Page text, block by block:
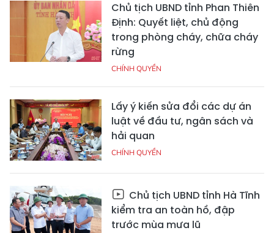
Chủ tịch UBND tỉnh Phan Thiên
Định: Quyết liệt, chủ động
trong phòng cháy, chữa cháy
rừng
CHÍNH QUYỀN
Lấy ý kiến sửa đổi các dự án
luật về đầu tư, ngân sách và
hải quan
CHÍNH QUYỀN
Chủ tịch UBND tỉnh Hà Tĩnh
kiểm tra an toàn hồ, đập
trước mùa mưa lũ